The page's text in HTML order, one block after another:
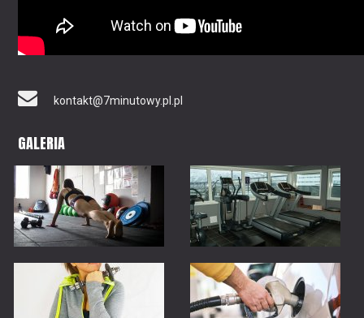
kontakt@7minutowy.pl.pl
GALERIA